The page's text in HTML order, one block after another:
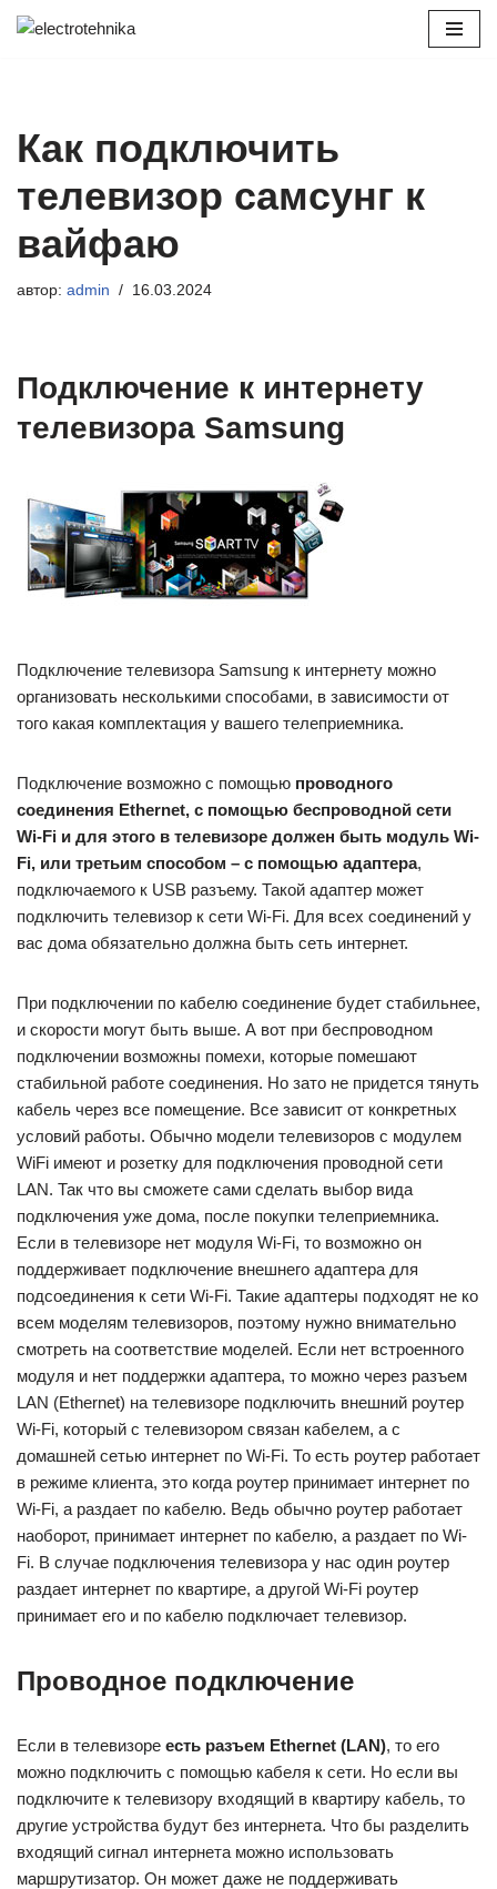
Как подключить
телевизор самсунг к
вайфаю
автор: admin 16.03.2024
Подключение к интернету
телевизора Samsung
Подключение телевизора Samsung к интернету можно
организовать несколькими способами, в зависимости от
того какая комплектация у вашего телеприемника.
Подключение возможно с помощью проводного
соединения Ethernet, с помощью беспроводной сети
Wi-Fi и для этого в телевизоре должен быть модуль Wi-
Fi, или третьим способом – с помощью адаптера,
подключаемого к USB разъему. Такой адаптер может
подключить телевизор к сети Wi-Fi. Для всех соединений у
вас дома обязательно должна быть сеть интернет.
При подключении по кабелю соединение будет стабильнее,
и скорости могут быть выше. А вот при беспроводном
подключении возможны помехи, которые помешают
стабильной работе соединения. Но зато не придется тянуть
кабель через все помещение. Все зависит от конкретных
условий работы. Обычно модели телевизоров с модулем
WiFi имеют и розетку для подключения проводной сети
LAN. Так что вы сможете сами сделать выбор вида
подключения уже дома, после покупки телеприемника.
Если в телевизоре нет модуля Wi-Fi, то возможно он
поддерживает подключение внешнего адаптера для
подсоединения к сети Wi-Fi. Такие адаптеры подходят не ко
всем моделям телевизоров, поэтому нужно внимательно
смотреть на соответствие моделей. Если нет встроенного
модуля и нет поддержки адаптера, то можно через разъем
LAN (Ethernet) на телевизоре подключить внешний роутер
Wi-Fi, который с телевизором связан кабелем, а с
домашней сетью интернет по Wi-Fi. То есть роутер работает
в режиме клиента, это когда роутер принимает интернет по
Wi-Fi, а раздает по кабелю. Ведь обычно роутер работает
наоборот, принимает интернет по кабелю, а раздает по Wi-
Fi. В случае подключения телевизора у нас один роутер
раздает интернет по квартире, а другой Wi-Fi роутер
принимает его и по кабелю подключает телевизор.
Проводное подключение
Если в телевизоре есть разъем Ethernet (LAN), то его
можно подключить с помощью кабеля к сети. Но если вы
подключите к телевизору входящий в квартиру кабель, то
другие устройства будут без интернета. Что бы разделить
входящий сигнал интернета можно использовать
маршрутизатор. Он может даже не поддерживать